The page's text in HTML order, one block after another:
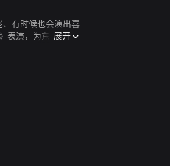
、有时候也会演出喜
表演，为东华医院
贵》、《月黑风
展开